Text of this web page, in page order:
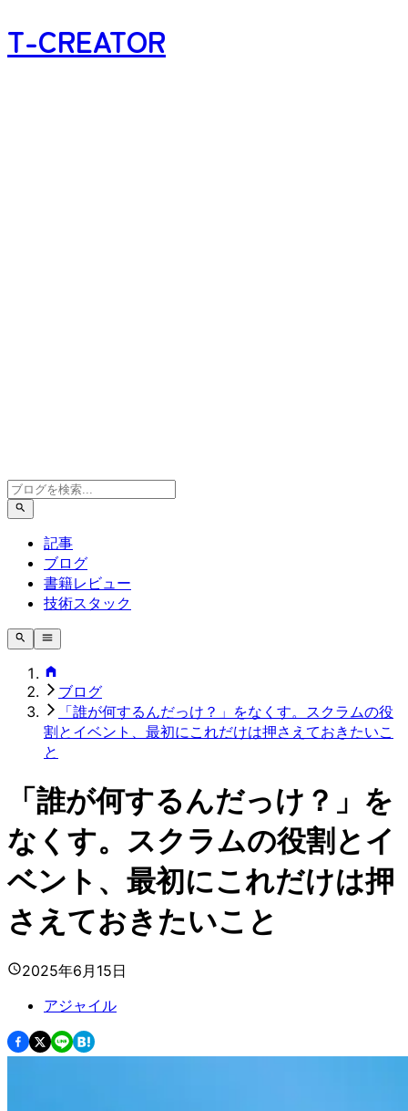
T-CREATOR
記事
ブログ
書籍レビュー
技術スタック
ブログ
「誰が何するんだっけ？」をなくす。スクラムの役
割とイベント、最初にこれだけは押さえておきたいこ
と
「誰が何するんだっけ？」を
なくす。スクラムの役割とイ
ベント、最初にこれだけは押
さえておきたいこと
2025年6月15日
アジャイル